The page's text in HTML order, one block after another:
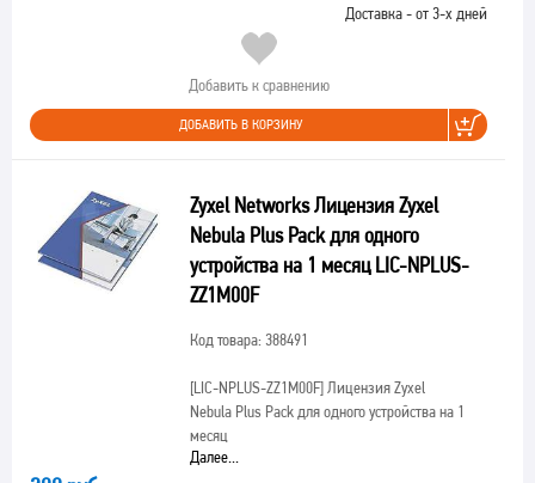
Доставка - от 3-х дней
Добавить к сравнению
ДОБАВИТЬ В КОРЗИНУ
Zyxel Networks Лицензия Zyxel
Nebula Plus Pack для одного
устройства на 1 месяц LIC-NPLUS-
ZZ1M00F
Код товара: 388491
[LIC-NPLUS-ZZ1M00F]Лицензия Zyxel
Nebula Plus Pack для одного устройства на 1
месяц
Далее...